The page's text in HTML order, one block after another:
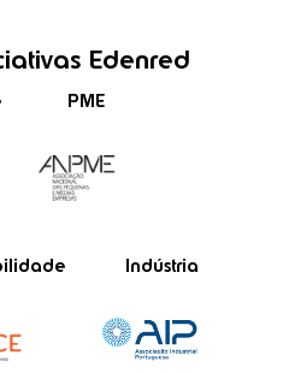
Edenred
PME
Indústria